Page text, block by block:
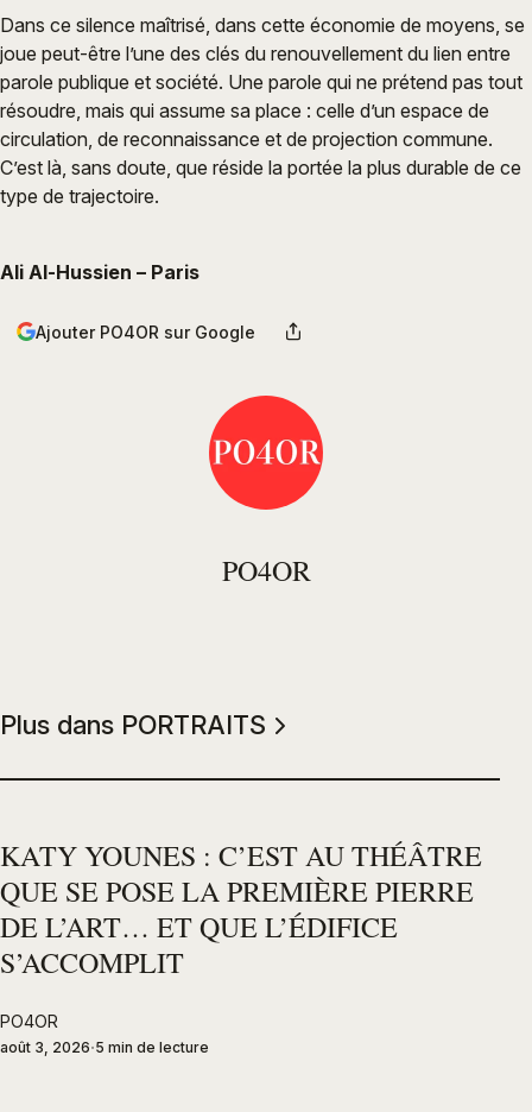
Dans ce silence maîtrisé, dans cette économie de moyens, se
joue peut-être l’une des clés du renouvellement du lien entre
parole publique et société. Une parole qui ne prétend pas tout
résoudre, mais qui assume sa place : celle d’un espace de
circulation, de reconnaissance et de projection commune.
C’est là, sans doute, que réside la portée la plus durable de ce
type de trajectoire.
Ali Al-Hussien – Paris
Ajouter PO4OR sur Google
PO4OR
Plus dans PORTRAITS
KATY YOUNES : C’EST AU THÉÂTRE
QUE SE POSE LA PREMIÈRE PIERRE
DE L’ART… ET QUE L’ÉDIFICE
S’ACCOMPLIT
PO4OR
août 3, 2026 5 min de lecture